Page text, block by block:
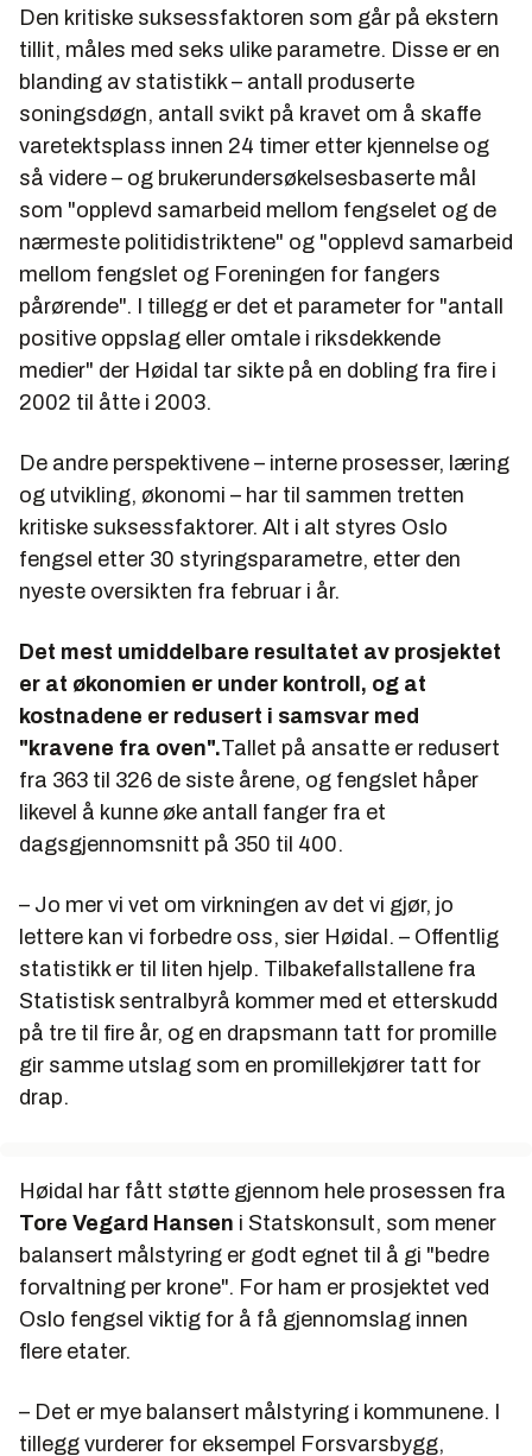
Den kritiske suksessfaktoren som går på ekstern
tillit, måles med seks ulike parametre. Disse er en
blanding av statistikk – antall produserte
soningsdøgn, antall svikt på kravet om å skaffe
varetektsplass innen 24 timer etter kjennelse og
så videre – og brukerundersøkelsesbaserte mål
som "opplevd samarbeid mellom fengselet og de
nærmeste politidistriktene" og "opplevd samarbeid
mellom fengslet og Foreningen for fangers
pårørende". I tillegg er det et parameter for "antall
positive oppslag eller omtale i riksdekkende
medier" der Høidal tar sikte på en dobling fra fire i
2002 til åtte i 2003.
De andre perspektivene – interne prosesser, læring
og utvikling, økonomi – har til sammen tretten
kritiske suksessfaktorer. Alt i alt styres Oslo
fengsel etter 30 styringsparametre, etter den
nyeste oversikten fra februar i år.
Det mest umiddelbare resultatet av prosjektet
er at økonomien er under kontroll, og at
kostnadene er redusert i samsvar med
"kravene fra oven".Tallet på ansatte er redusert
fra 363 til 326 de siste årene, og fengslet håper
likevel å kunne øke antall fanger fra et
dagsgjennomsnitt på 350 til 400.
– Jo mer vi vet om virkningen av det vi gjør, jo
lettere kan vi forbedre oss, sier Høidal. – Offentlig
statistikk er til liten hjelp. Tilbakefallstallene fra
Statistisk sentralbyrå kommer med et etterskudd
på tre til fire år, og en drapsmann tatt for promille
gir samme utslag som en promillekjører tatt for
drap.
Høidal har fått støtte gjennom hele prosessen fra
Tore Vegard Hansen i Statskonsult, som mener
balansert målstyring er godt egnet til å gi "bedre
forvaltning per krone". For ham er prosjektet ved
Oslo fengsel viktig for å få gjennomslag innen
flere etater.
– Det er mye balansert målstyring i kommunene. I
tillegg vurderer for eksempel Forsvarsbygg,